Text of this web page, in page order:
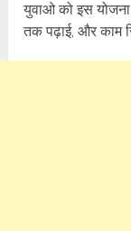
युवाओ को इस
तक पढ़ाई, और काम